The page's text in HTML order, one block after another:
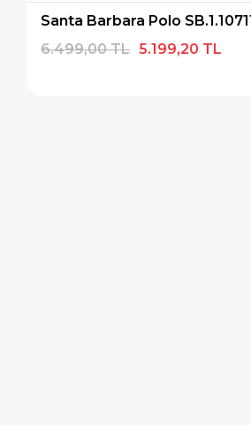
5.599,20 TL
6.999,00 TL